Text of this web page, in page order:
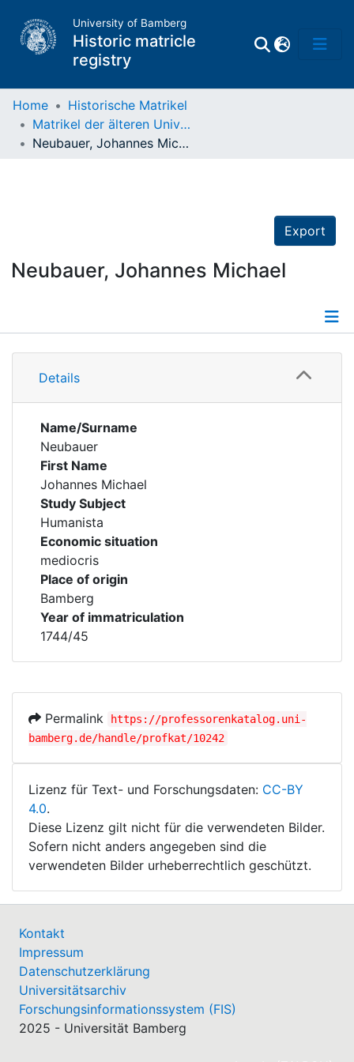
University of Bamberg
Historic matricle
registry
Matrikel
Home
Historische Matrikel
Matrikel der älteren Universität
Neubauer, Johannes Michael
Export
Neubauer, Johannes Michael
Details
Details
Name/Surname
Neubauer
First Name
Johannes Michael
Study Subject
Humanista
Economic situation
mediocris
Place of origin
Bamberg
Year of immatriculation
1744/45
Permalink
https://professorenkatalog.uni-
bamberg.de/handle/profkat/10242
Lizenz für Text- und Forschungsdaten: CC-BY
4.0.
Diese Lizenz gilt nicht für die verwendeten Bilder.
Sofern nicht anders angegeben sind die
verwendeten Bilder urheberrechtlich geschützt.
Kontakt
Impressum
Datenschutzerklärung
Universitätsarchiv
Forschungsinformationssystem (FIS)
2025 - Universität Bamberg